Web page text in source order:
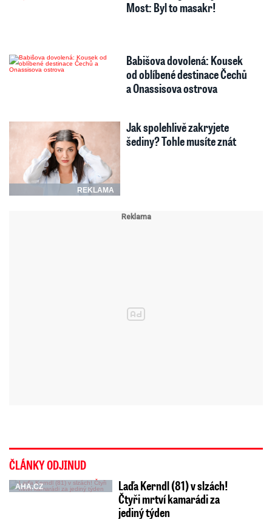
Most: Byl to masakr!
Babišova dovolená: Kousek
od oblíbené destinace Čechů
a Onassisova ostrova
REKLAMA
Jak spolehlivě zakryjete
šediny? Tohle musíte znát
ČLÁNKY ODJINUD
AHA.CZ
Laďa Kerndl (81) v slzách!
Čtyři mrtví kamarádi za
jediný týden